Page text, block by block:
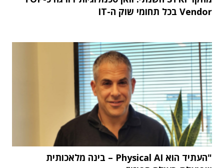
Vendor בכל תחומי שוק ה-IT
"העתיד הוא Physical AI – בינה מלאכותית